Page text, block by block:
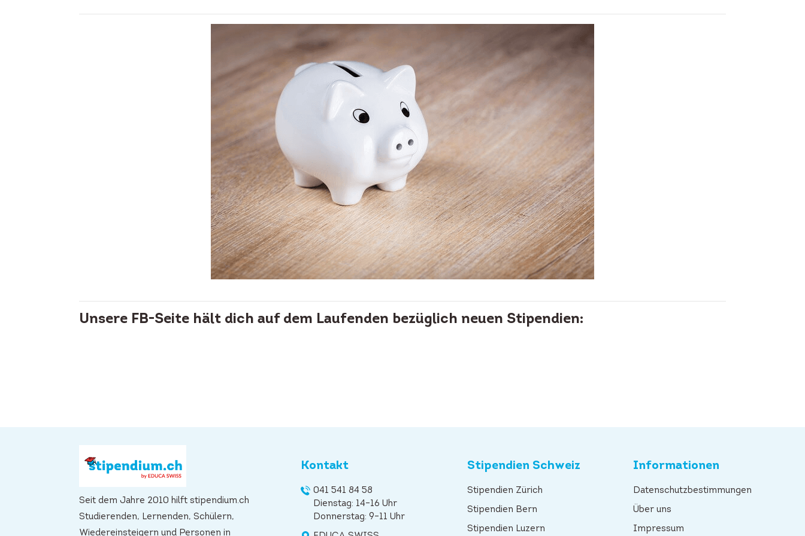
Unsere FB-Seite hält dich auf dem Laufenden bezüglich neuen Stipendien:
Seit dem Jahre 2010 hilft stipendium.ch
Studierenden, Lernenden, Schülern,
Wiedereinsteigern und Personen in
Kontakt
041 541 84 58
Dienstag: 14–16 Uhr
Donnerstag: 9–11 Uhr
Stipendien Schweiz
Stipendien Zürich
Stipendien Bern
Stipendien Luzern
Informationen
Datenschutzbestimmungen
Über uns
Impressum